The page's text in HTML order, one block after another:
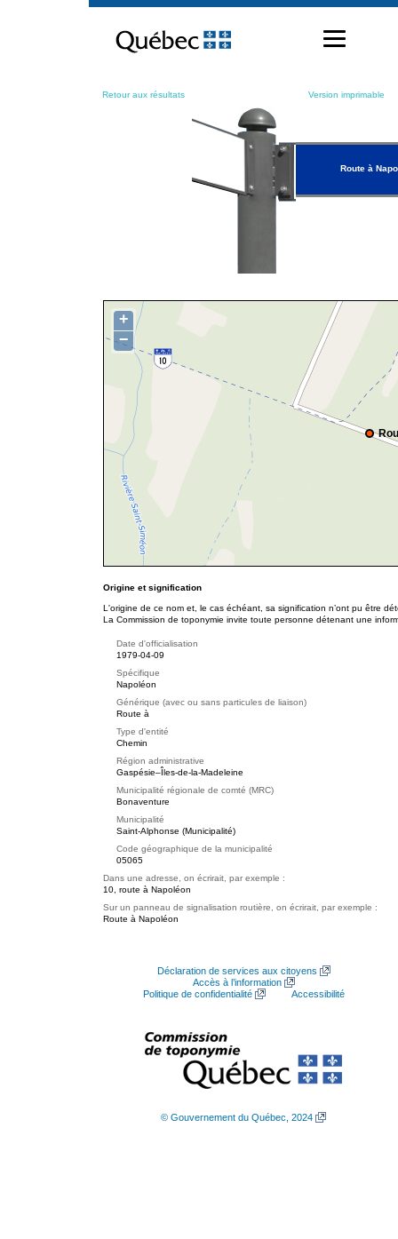
contenu
Retour aux résultats Version imprimable
Route à
+
−
Origine et signification
L'origine de ce nom et, le cas échéant, sa signification n’ont pu être
La Commission de toponymie invite toute personne détenant une
Date d'officialisation
1979-04-09
Spécifique
Napoléon
Générique (avec ou sans particules de liaison)
Route à
Type d'entité
Chemin
Région administrative
Gaspésie–Îles-de-la-Madeleine
Municipalité régionale de comté (MRC)
Bonaventure
Municipalité
Saint-Alphonse (Municipalité)
Code géographique de la municipalité
05065
Dans une adresse, on écrirait, par exemple :
10, route à Napoléon
Sur un panneau de signalisation routière, on écrirait, par exemple :
Route à Napoléon
Déclaration de services aux citoyens
Accès à l’information
Politique de confidentialité
Accessibilité
© Gouvernement du Québec, 2024